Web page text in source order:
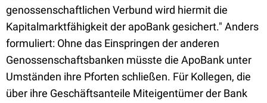
genossenschaftlichen Verbund wird hiermit die
Kapitalmarktfähigkeit der apoBank gesichert." Anders
formuliert: Ohne das Einspringen der anderen
Genossenschaftsbanken müsste die ApoBank unter
Umständen ihre Pforten schließen. Für Kollegen, die
über ihre Geschäftsanteile Miteigentümer der Bank